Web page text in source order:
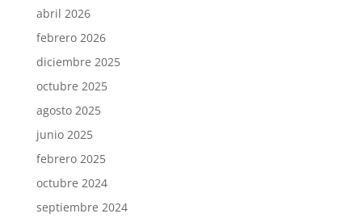
abril 2026
febrero 2026
diciembre 2025
octubre 2025
agosto 2025
junio 2025
febrero 2025
octubre 2024
septiembre 2024